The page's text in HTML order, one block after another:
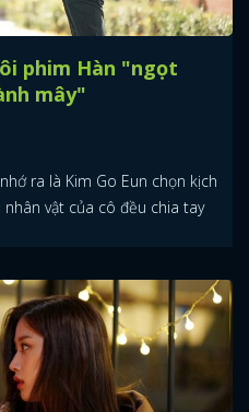
phim Hàn "ngọt
mây"
ra là Kim Go Eun chọn kịch
vật của cô đều chia tay